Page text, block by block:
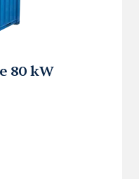
80 kW